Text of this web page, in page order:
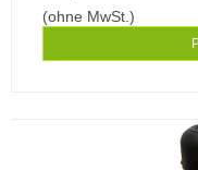
(ohne MwSt.)